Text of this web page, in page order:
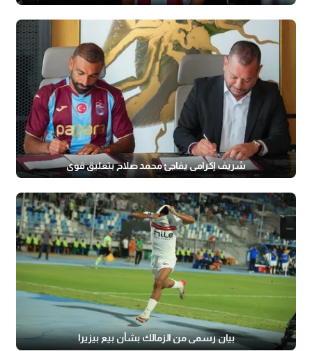
شريف إكرامي يفاجئ محمد صلاح بتعليق قوي
بيان رسمي من الزمالك بشأن بيع بيزيرا